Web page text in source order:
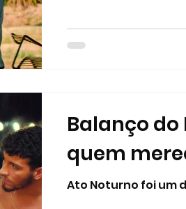
Melhor Filme
cinemas) Melhor Filme (Comédia ou Musical) Uma
Balanço do
quem
Ato Noturno foi um